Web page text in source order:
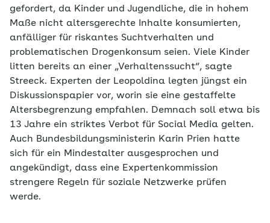
gefordert, da Kinder und Jugendliche, die in hohem
Maße nicht altersgerechte Inhalte konsumierten,
anfälliger für riskantes Suchtverhalten und
problematischen Drogenkonsum seien. Viele Kinder
litten bereits an einer „Verhaltenssucht“, sagte
Streeck. Experten der Leopoldina legten jüngst ein
Diskussionspapier vor, worin sie eine gestaffelte
Altersbegrenzung empfahlen. Demnach soll etwa bis
13 Jahre ein striktes Verbot für Social Media gelten.
Auch Bundesbildungsministerin Karin Prien hatte
sich für ein Mindestalter ausgesprochen und
angekündigt, dass eine Expertenkommission
strengere Regeln für soziale Netzwerke prüfen
werde.